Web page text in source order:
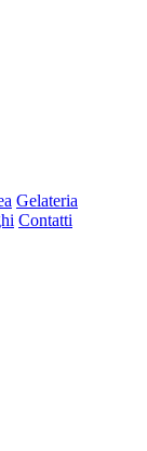
Gelateria
Contatti